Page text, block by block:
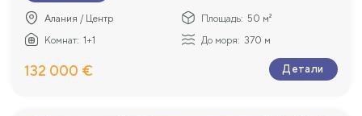
Алания / Центр Площадь: 50 м²
Комнат: 1+1 До моря: 370 м
132 000 € Детали